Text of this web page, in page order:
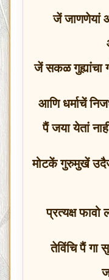
जें जाणणेयां
जें सकळ गुह्यांचा
आणि धर्माचें
पैं जया येतां
मोटकें गुरुमुखें
प्रत्यक्ष
तेविंचि पैं गा